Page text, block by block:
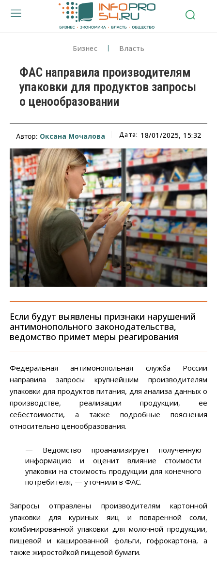
Бизнес Власть
ФАС направила производителям
упаковки для продуктов запросы
о ценообразовании
Автор: Оксана Мочалова Дата: 18/01/2025, 15:32
Если будут выявлены признаки нарушений
антимонопольного законодательства,
ведомство примет меры реагирования
Федеральная антимонопольная служба России
направила запросы крупнейшим производителям
упаковки для продуктов питания, для анализа данных о
производстве, реализации продукции, ее
себестоимости, а также подробные пояснения
относительно ценообразования.
— Ведомство проанализирует полученную
информацию и оценит влияние стоимости
упаковки на стоимость продукции для конечного
потребителя, — уточнили в ФАС.
Запросы отправлены производителям картонной
упаковки для куриных яиц и поваренной соли,
комбинированной упаковки для молочной продукции,
пищевой и кашированной фольги, гофрокартона, а
также жиростойкой пищевой бумаги.